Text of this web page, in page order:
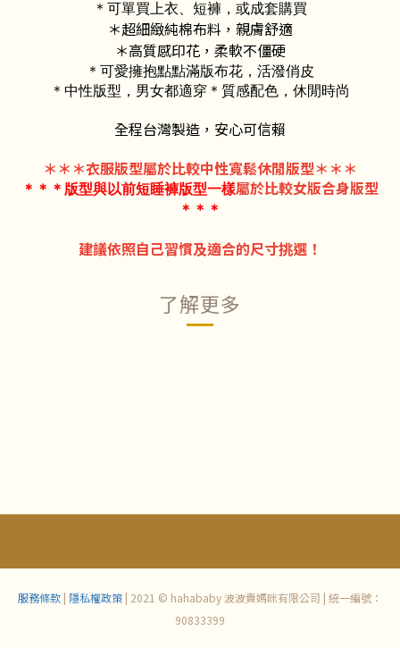
＊可單買上衣、短褲，或成套購買
＊超細緻純棉布料，親膚舒適
＊高質感印花，柔軟不僵硬
＊可愛擁抱點點滿版布花，活潑俏皮
＊中性版型，男女都適穿 ＊質感配色，休閒時尚
全程台灣製造，安心可信賴
＊＊＊衣服版型屬於比較中性寬鬆休閒版型＊＊＊
＊＊＊版型與以前短睡褲版型一樣屬於比較女版合身版型
＊＊＊
建議依照自己習慣及適合的尺寸挑選！
了解更多
服務條款 | 隱私權政策 | 2021 © hahababy 波波貴媽咪有限公司 | 統一編號：
90833399